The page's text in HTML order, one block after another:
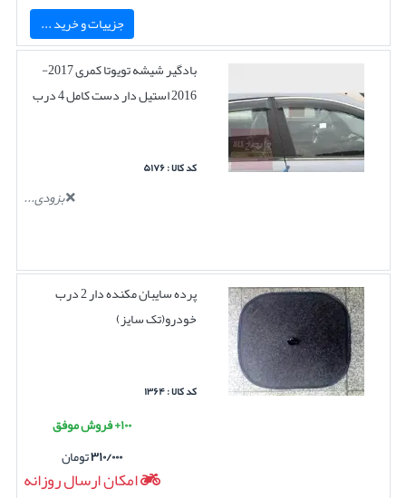
جزییات و خرید ...
بادگیر شیشه تویوتا کمری 2017-
2016 استیل دار دست کامل 4 درب
کد کالا : ۵۱۷۶
بزودی...
پرده سایبان مکنده دار 2 درب
خودرو(تک سایز)
کد کالا : ۱۳۶۴
۱۰۰+ فروش موفق
۳۱۰/۰۰۰تومان
امکان ارسال روزانه